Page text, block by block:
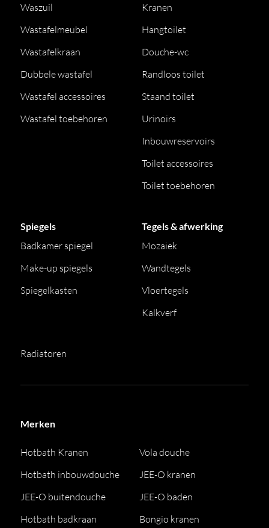
Waszuil
Wastafelmeubel
Wastafelkraan
Dubbele wastafel
Wastafel accessoires
Wastafel toebehoren
Kranen
Hangtoilet
Douche-wc
Randloos toilet
Staand toilet
Urinoirs
Inbouwreservoirs
Toilet accessoires
Toilet toebehoren
Spiegels
Badkamer spiegel
Make-up spiegels
Spiegelkasten
Tegels & afwerking
Mozaiek
Wandtegels
Vloertegels
Kalkverf
Radiatoren
Merken
Hotbath Kranen
Hotbath inbouwdouche
JEE-O buitendouche
Hotbath badkraan
Vola douche
JEE-O kranen
JEE-O baden
Bongio kranen